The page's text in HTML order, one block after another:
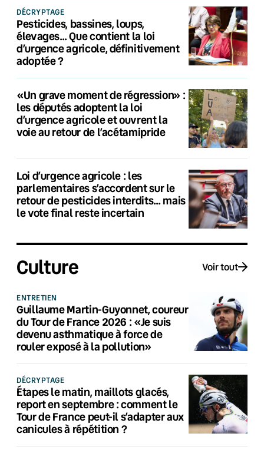
DÉCRYPTAGE
Pesticides, bassines, loups,
élevages… Que contient la loi
d’urgence agricole, définitivement
adoptée ?
«Un grave moment de régression» :
les députés adoptent la loi
d’urgence agricole et ouvrent la
voie au retour de l’acétamipride
Loi d’urgence agricole : les
parlementaires s’accordent sur le
retour de pesticides interdits… mais
le vote final reste incertain
Culture Voir tout
ENTRETIEN
Guillaume Martin-Guyonnet, coureur
du Tour de France 2026 : «Je suis
devenu asthmatique à force de
rouler exposé à la pollution»
DÉCRYPTAGE
Étapes le matin, maillots glacés,
report en septembre : comment le
Tour de France peut-il s’adapter aux
canicules à répétition ?